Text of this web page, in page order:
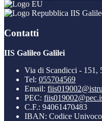
IIS
Contatti
IIS Galileo Galilei
Via di Scandicci - 151,
Tel: 055704569
Email:
PEC:
C.F.: 94061470483
IBAN: Codice